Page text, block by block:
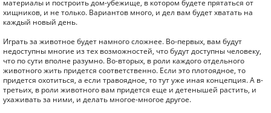
материалы и построить дом-убежище, в котором будете прятаться от
хищников, и не только. Вариантов много, и дел вам будет хватать на
каждый новый день.
Играть за животное будет намного сложнее. Во-первых, вам будут
недоступны многие из тех возможностей, что будут доступны человеку,
что по сути вполне разумно. Во-вторых, в роли каждого отдельного
животного жить придется соответственно. Если это плотоядное, то
придется охотиться, а если травоядное, то тут уже иная концепция. А в-
третьих, в роли животного вам придется еще и детенышей растить, и
ухаживать за ними, и делать многое-многое другое.